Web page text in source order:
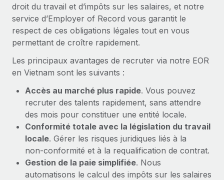
droit du travail et d’impôts sur les salaires, et notre
service d’Employer of Record vous garantit le
respect de ces obligations légales tout en vous
permettant de croître rapidement.
Les principaux avantages de recruter via notre EOR
en Vietnam sont les suivants :
Accès au marché plus rapide. Vous pouvez
recruter des talents rapidement, sans attendre
des mois pour constituer une entité locale.
Conformité totale avec la législation du travail
locale. Gérer les risques juridiques liés à la
non‑conformité et à la requalification de contrat.
Gestion de la paie simplifiée. Nous
automatisons le calcul des impôts sur les salaires